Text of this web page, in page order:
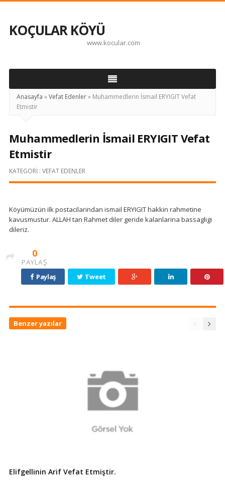
KOÇULAR KÖYÜ
www.kocular.com
Anasayfa »Vefat Edenler» Muhammedlerin İsmail ERYIGIT Vefat
Etmistir
Muhammedlerin İsmail ERYIGIT Vefat
Etmistir
KATEGORI : VEFAT EDENLER
Köyümüzün ilk postacilarindan ismail ERYIGIT hakkin rahmetine
kavusmustur. ALLAH tan Rahmet diler geride kalanlarina bassagligi
dileriz.
0
PAYLAŞ
Paylaş
Tweet
Benzer yazılar
Elifgellinin Arif Vefat Etmiştir.